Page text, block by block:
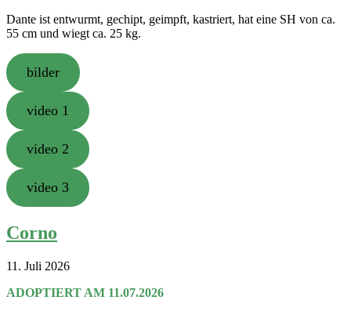
Dante ist entwurmt, gechipt, geimpft, kastriert, hat eine SH von ca.
55 cm und wiegt ca. 25 kg.
bilder
video 1
video 2
video 3
Corno
11. Juli 2026
ADOPTIERT AM 11.07.2026